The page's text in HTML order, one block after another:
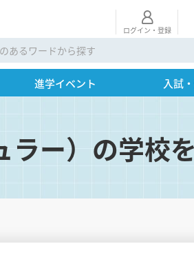
ログイン・登録
進学イベント 入試
ラー）の学校